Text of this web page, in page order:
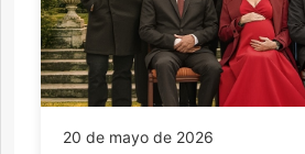
20 de mayo de 2026